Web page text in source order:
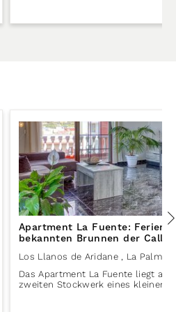
Apartment La Fuente:
bekannten Brunnen der Calle
Llanos de Aridane auf La
Los Llanos de Aridane , La Palma
Das Apartment La Fuente liegt auf
zweiten Stockwerk eines kleinen…